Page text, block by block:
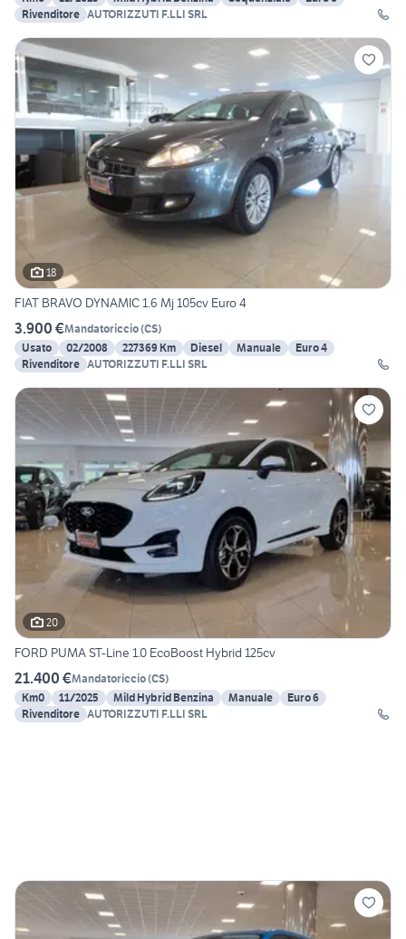
Rivenditore AUTORIZZUTI F.LLI SRL
18
FIAT BRAVO DYNAMIC 1.6 Mj 105cv Euro 4
3.900 €Mandatoriccio(CS)
Usato
02/2008 227369 Km Diesel Manuale
Euro 4
Rivenditore AUTORIZZUTI F.LLI SRL
20
FORD PUMA ST-Line 1.0 EcoBoost Hybrid 125cv
21.400 €Mandatoriccio(CS)
Km0
11/2025 Mild Hybrid Benzina Manuale
Euro 6
Rivenditore AUTORIZZUTI F.LLI SRL